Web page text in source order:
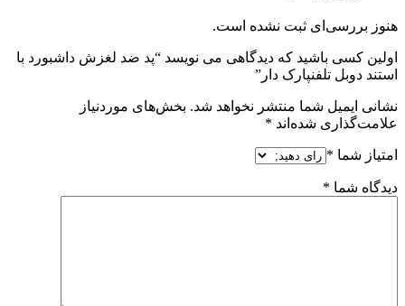
هنوز بررسی‌ای ثبت نشده است.
اولین کسی باشید که دیدگاهی می نویسد “پد ضد لغزش داشبورد با
استند دوبل تلفنپارک دار”
نشانی ایمیل شما منتشر نخواهد شد. بخش‌های موردنیاز
علامت‌گذاری شده‌اند *
امتیاز شما *
دیدگاه شما *